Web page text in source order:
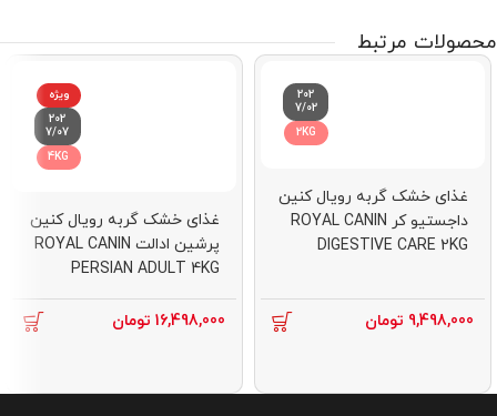
محصولات مرتبط
202
7/02
2KG
غذای خشک گربه رویال کنین
داجستیو کر ROYAL CANIN
DIGESTIVE CARE 2KG
9,498,000 تومان
ویژه
202
7/07
4KG
غذای خشک گربه رویال کنین
پرشین ادالت ROYAL CANIN
PERSIAN ADULT 4KG
16,498,000 تومان